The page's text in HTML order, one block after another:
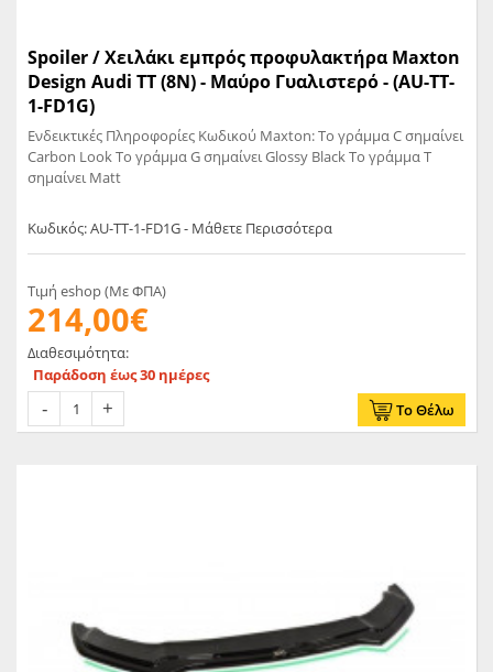
Spoiler / Χειλάκι εμπρός προφυλακτήρα Maxton
Design Audi TT (8N) - Mαύρο Γυαλιστερό - (AU-TT-
1-FD1G)
Ενδεικτικές Πληροφορίες Κωδικού Maxton: Το γράμμα C σημαίνει
Carbon Look Το γράμμα G σημαίνει Glossy Black Το γράμμα T
σημαίνει Matt
Κωδικός: AU-TT-1-FD1G - Μάθετε Περισσότερα
Τιμή eshop (Με ΦΠΑ)
214,00€
Διαθεσιμότητα:
Παράδοση έως 30 ημέρες
Το Θέλω